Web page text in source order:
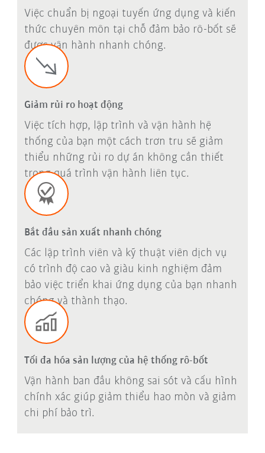
Việc chuẩn bị ngoại tuyến ứng dụng và kiến
thức chuyên môn tại chỗ đảm bảo rô-bốt sẽ
được vận hành nhanh chóng.
Giảm rủi ro hoạt động
Việc tích hợp, lập trình và vận hành hệ
thống của bạn một cách trơn tru sẽ giảm
thiểu những rủi ro dự án không cần thiết
trong quá trình vận hành liên tục.
Bắt đầu sản xuất nhanh chóng
Các lập trình viên và kỹ thuật viên dịch vụ
có trình độ cao và giàu kinh nghiệm đảm
bảo việc triển khai ứng dụng của bạn nhanh
chóng và thành thạo.
Tối đa hóa sản lượng của hệ thống rô-bốt
Vận hành ban đầu không sai sót và cấu hình
chính xác giúp giảm thiểu hao mòn và giảm
chi phí bảo trì.